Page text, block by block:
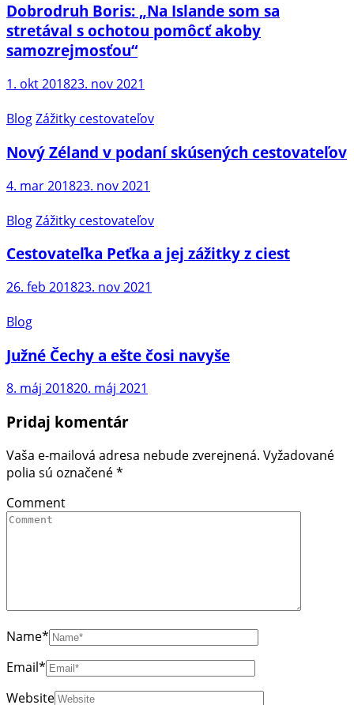
Dobrodruh Boris: „Na Islande som sa
stretával s ochotou pomôcť akoby
samozrejmosťou“
1. okt 201823. nov 2021
BlogZážitky cestovateľov
Nový Zéland v podaní skúsených cestovateľov
4. mar 201823. nov 2021
BlogZážitky cestovateľov
Cestovateľka Peťka a jej zážitky z ciest
26. feb 201823. nov 2021
Blog
Južné Čechy a ešte čosi navyše
8. máj 201820. máj 2021
Pridaj komentár
Vaša e-mailová adresa nebude zverejnená. Vyžadované
polia sú označené*
Comment
Name*
Email*
Website